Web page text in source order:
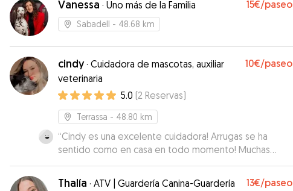
Vanessa · Uno más de la Familia 15€/paseo
Sabadell - 48.68 km
cindy· Cuidadora de mascotas, auxiliar
veterinaria
10€/paseo
5.0 (2 Reservas)
Terrassa - 48.80 km
“Cindy es una excelente cuidadora! Arrugas se ha
sentido como en casa en todo momento! Muchas
gracias Cindy! Definitivamente repetiremos!”
Thalía · ATV | Guardería Canina-Guardería
13€/paseo